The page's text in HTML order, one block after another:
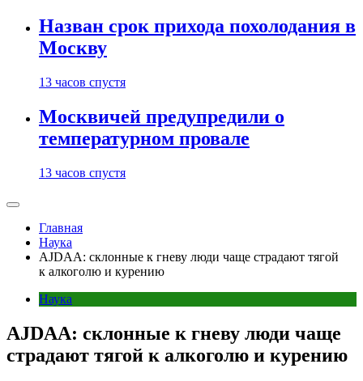
Назван срок прихода похолодания в
Москву
13 часов спустя
Москвичей предупредили о
температурном провале
13 часов спустя
Главная
Наука
AJDAA: склонные к гневу люди чаще страдают тягой
к алкоголю и курению
Наука
AJDAA: склонные к гневу люди чаще
страдают тягой к алкоголю и курению